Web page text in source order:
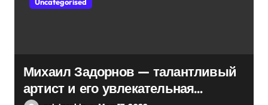
пМихаил Задорнов — талантливый
артист и его увлекательная